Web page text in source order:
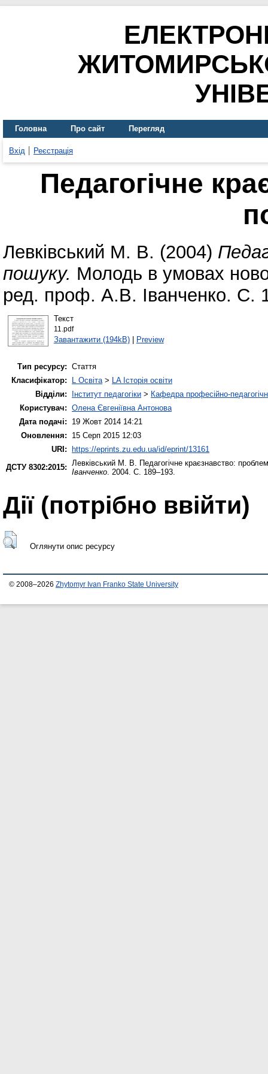
Головна Про сайт Перегляд
Вхід Реєстрація
Педагогічне
Левківський М. В. (2004)
пошуку. Молодь в умовах
ред. проф. А.В. Іванченко. С.
Текст
11.pdf
Завантажити (194kB)| Preview
Тип ресурсу: Стаття
Класифікатор:
L Освіта> LA Історія освіти
Відділи:
Інститут педагогіки > Кафедра професійно-
Користувач: Олена Євгеніївна Антонова
Дата подачі:
19 Жовт 2014 14:21
Оновлення:
15 Серп 2015 12:03
URI:
https://eprints.zu.edu.ua/id/eprint/13161
ДСТУ 8302:2015: Левківський М. В. Педагогічне краєзнавство:
Іванченко. 2004. С. 189–193.
Дії ​​(потрібно ввійти)
Оглянути опис ресурсу
© 2008–2026 Zhytomyr Ivan Franko State University